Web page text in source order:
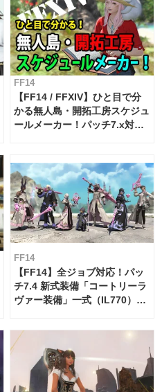
FF14
【FF14 / FFXIV】ひと目で分
かる無人島・開拓工房スケジュ
ールメーカー！パッチ7.x対応
FF14
【FF14】全ジョブ対応！パッ
チ7.4 新式装備「コートリーラ
ヴァー装備」一式（IL770）の